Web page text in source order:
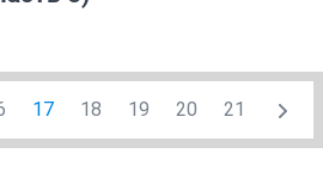
17 18 19 20 21